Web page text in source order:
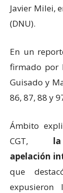
Javier Milei,
(DNU).
En un
firmado por
Guisado y
86, 87, 88 y
Ámbito
CGT,
apelación
que
expusieron